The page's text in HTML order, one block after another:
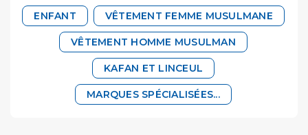
ENFANT VÊTEMENT FEMME MUSULMANE
VÊTEMENT HOMME MUSULMAN
KAFAN ET LINCEUL
MARQUES SPÉCIALISÉES...